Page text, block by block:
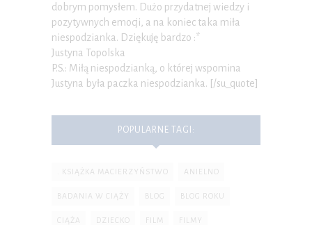
dobrym pomysłem. Dużo przydatnej wiedzy i
pozytywnych emocji, a na koniec taka miła
niespodzianka. Dziękuję bardzo :*
Justyna Topolska
P.S.: Miłą niespodzianką, o której wspomina
Justyna była paczka niespodzianka. [/su_quote]
POPULARNE TAGI:
. KSIĄŻKA MACIERZYŃSTWO ANIELNO
BADANIA W CIĄŻY BLOG BLOG ROKU
CIĄŻA DZIECKO FILM FILMY